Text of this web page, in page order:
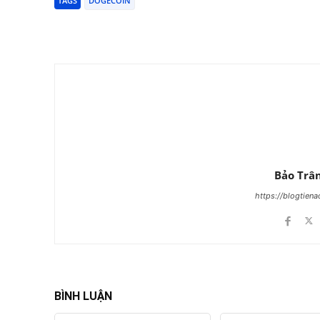
Bảo
https://
BÌNH LUẬN